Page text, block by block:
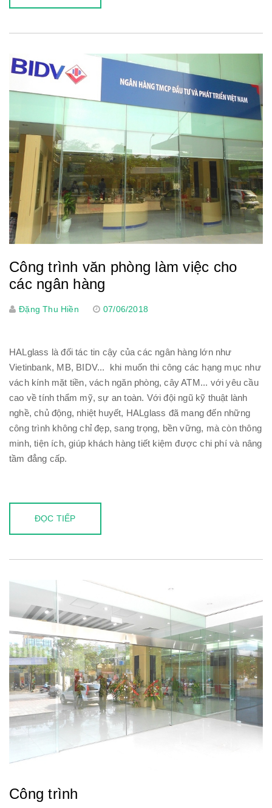
Công trình văn phòng làm việc cho
các ngân hàng
Đặng Thu Hiền 07/06/2018
HALglass là đối tác tin cậy của các ngân hàng lớn như
Vietinbank, MB, BIDV... khi muốn thi công các hạng mục như
vách kính mặt tiền, vách ngăn phòng, cây ATM... với yêu cầu
cao về tính thẩm mỹ, sự an toàn. Với đội ngũ kỹ thuật lành
nghề, chủ động, nhiệt huyết, HALglass đã mang đến những
công trình không chỉ đẹp, sang trọng, bền vững, mà còn thông
minh, tiện ích, giúp khách hàng tiết kiệm được chi phí và nâng
tầm đẳng cấp.
ĐỌC TIẾP
Công trình